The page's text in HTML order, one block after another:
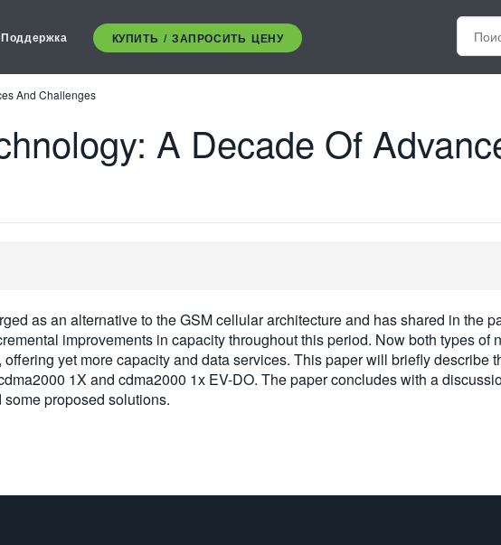
Поддержка КУПИТЬ / ЗАПРОСИТЬ ЦЕНУ
And Challenges
A Decade Of
as an alternative to the GSM cellular architecture and has shared in the
improvements in capacity throughout this period. Now both types of
yet more capacity and data services. This paper will briefly describe
1X and cdma2000 1x EV-DO. The paper concludes with a
proposed solutions.